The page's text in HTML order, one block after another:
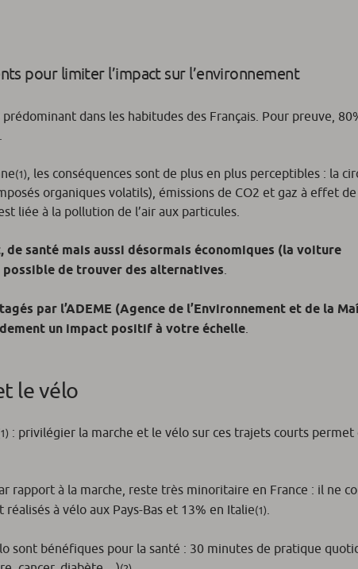
pour limiter l’impact sur l’environnement
dans les habitudes des Français. Pour preuve,
(1) , les conséquences sont de plus en plus perceptibles : la
organiques volatils), émissions de CO2 et gaz à effet de
liée à la pollution de l’air aux particules.
santé mais aussi désormais économiques (la voiture
possible de trouver des alternatives
par l’ADEME (Agence de l’Environnement et de la
un impact positif à votre échelle
le vélo
: privilégier la marche et le vélo sur ces trajets courts permet
rapport à la marche, reste très minoritaire en France : il ne
à vélo aux Pays-Bas et 13% en Italie(1)
sont bénéfiques pour la santé : 30 minutes de pratique